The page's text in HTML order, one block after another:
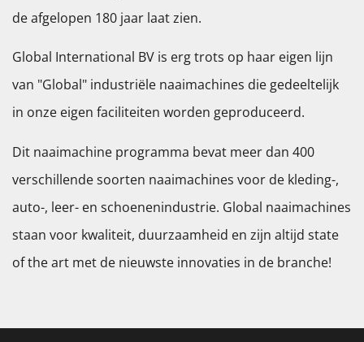
de afgelopen 180 jaar laat zien.
Global International BV is erg trots op haar eigen lijn
van "Global" industriële naaimachines die gedeeltelijk
in onze eigen faciliteiten worden geproduceerd.
Dit naaimachine programma bevat meer dan 400
verschillende soorten naaimachines voor de kleding-,
auto-, leer- en schoenenindustrie. Global naaimachines
staan voor kwaliteit, duurzaamheid en zijn altijd state
of the art met de nieuwste innovaties in de branche!